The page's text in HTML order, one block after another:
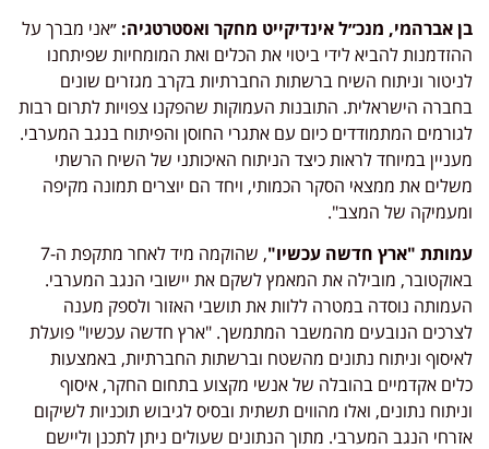
בן אברהמי, מנכ״ל אינדיקייט מחקר ואסטרטגיה: ״אני מברך על
ההזדמנות להביא לידי ביטוי את הכלים ואת המומחיות שפיתחנו
לניטור וניתוח השיח ברשתות החברתיות בקרב מגזרים שונים
בחברה הישראלית. התובנות העמוקות שהפקנו צפויות לתרום רבות
לגורמים המתמודדים כיום עם אתגרי החוסן והפיתוח בנגב המערבי.
מעניין במיוחד לראות כיצד הניתוח האיכותני של השיח הרשתי
משלים את ממצאי הסקר הכמותי, ויחד הם יוצרים תמונה מקיפה
ומעמיקה של המצב".
עמותת "ארץ חדשה עכשיו"
, שהוקמה מיד לאחר מתקפת ה-7
באוקטובר, מובילה את המאמץ לשקם את יישובי הנגב המערבי.
העמותה נוסדה במטרה ללוות את תושבי האזור ולספק מענה
לצרכים הנובעים מהמשבר המתמשך. "ארץ חדשה עכשיו" פועלת
לאיסוף וניתוח נתונים מהשטח וברשתות החברתיות, באמצעות
כלים אקדמיים בהובלה של אנשי מקצוע בתחום החקר, איסוף
וניתוח נתונים, ואלו מהווים תשתית ובסיס לגיבוש תוכניות לשיקום
אזרחי הנגב המערבי. מתוך הנתונים שעולים ניתן לתכנן וליישם